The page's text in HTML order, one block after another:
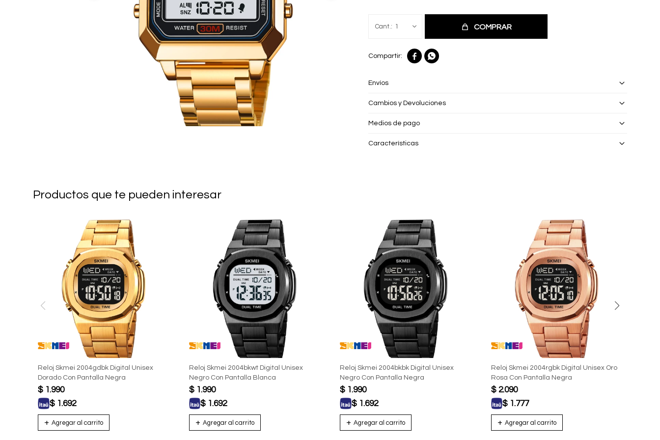
1 COMPRAR
 
Envíos
Cambios y Devoluciones
Medios de pago
Características
Productos que te pueden interesar
Reloj Skmei 2004gdbk Digital Unisex
Dorado Con Pantalla Negra
$ 1.990
$ 1.692
Reloj Skmei 2004bkwt Digital Unisex
Negro Con Pantalla Blanca
$ 1.990
$ 1.692
Reloj Skmei 2004bkbk Digital Unisex
Negro Con Pantalla Negra
$ 1.990
$ 1.692
Reloj Skmei 2004rgbk Digital Unisex Oro
Rosa Con Pantalla Negra
$ 2.090
$ 1.777